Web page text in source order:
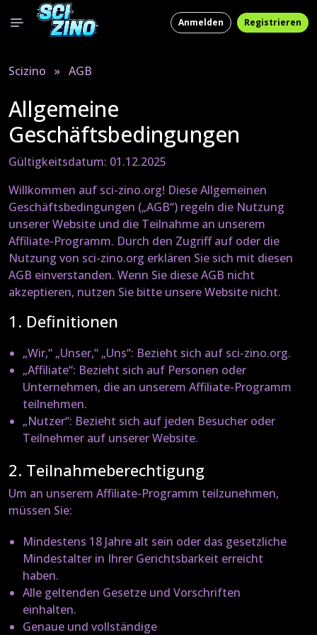
Anmelden Registrieren
Scizino » AGB
Allgemeine
Geschäftsbedingungen
Gültigkeitsdatum: 01.12.2025
Willkommen auf sci-zino.org! Diese Allgemeinen
Geschäftsbedingungen („AGB“) regeln die Nutzung
unserer Website und die Teilnahme an unserem
Affiliate-Programm. Durch den Zugriff auf oder die
Nutzung von sci-zino.org erklären Sie sich mit diesen
AGB einverstanden. Wenn Sie diese AGB nicht
akzeptieren, nutzen Sie bitte unsere Website nicht.
1. Definitionen
„Wir,“ „Unser,“ „Uns“: Bezieht sich auf sci-zino.org.
„Affiliate“: Bezieht sich auf Personen oder
Unternehmen, die an unserem Affiliate-Programm
teilnehmen.
„Nutzer“: Bezieht sich auf jeden Besucher oder
Teilnehmer auf unserer Website.
2. Teilnahmeberechtigung
Um an unserem Affiliate-Programm teilzunehmen,
müssen Sie:
Mindestens 18 Jahre alt sein oder das gesetzliche
Mindestalter in Ihrer Gerichtsbarkeit erreicht
haben.
Alle geltenden Gesetze und Vorschriften
einhalten.
Genaue und vollständige